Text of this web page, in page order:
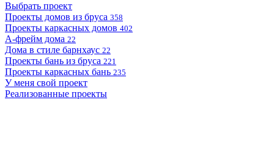
Выбрать проект
Проекты домов из бруса 358
Проекты каркасных домов 402
А-фрейм дома 22
Дома в стиле барнхаус 22
Проекты бань из бруса 221
Проекты каркасных бань 235
У меня свой проект
Реализованные проекты